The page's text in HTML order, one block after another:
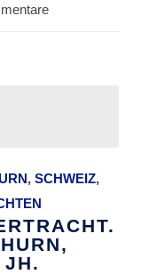
,SCHWEIZ,
JH.